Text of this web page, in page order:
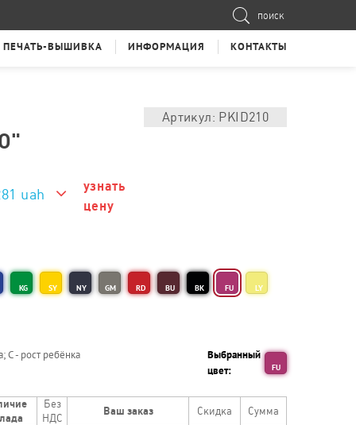
ПОИСК
ПЕЧАТЬ-ВЫШИВКА ИНФОРМАЦИЯ КОНТАКТЫ
Артикул: PKID210
uah
узнать
цену
KG SY NY GM RD BU BK FU LY
С - рост ребёнка
Выбранный
цвет:
FU
Без
НДС
Ваш заказ Скидка Сумма